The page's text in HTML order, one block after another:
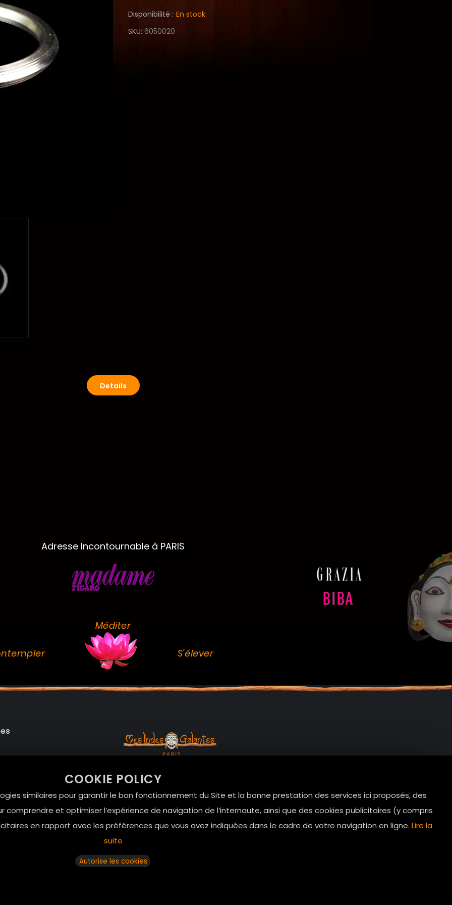
COOKIE POLICY
similaires pour garantir le bon fonctionnement du Site et la bonne prestation des services ici proposés, des
et optimiser l’expérience de navigation de l’internaute, ainsi que des cookies publicitaires (y compris
en rapport avec les préférences que vous avez indiquées dans le cadre de votre navigation en ligne. Lire la
suite
Autorise les cookies
Disponibilité : En stock
SKU 6050020
Details
Adresse Incontournable à PARIS
Méditer
S'élever
Le Marais, 75004 Paris
01.42.72.42.51
Horaires d’ouverture: 11h - 19h30 Du